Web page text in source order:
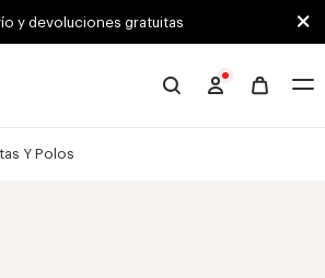
y devoluciones gratuitas
Y Polos